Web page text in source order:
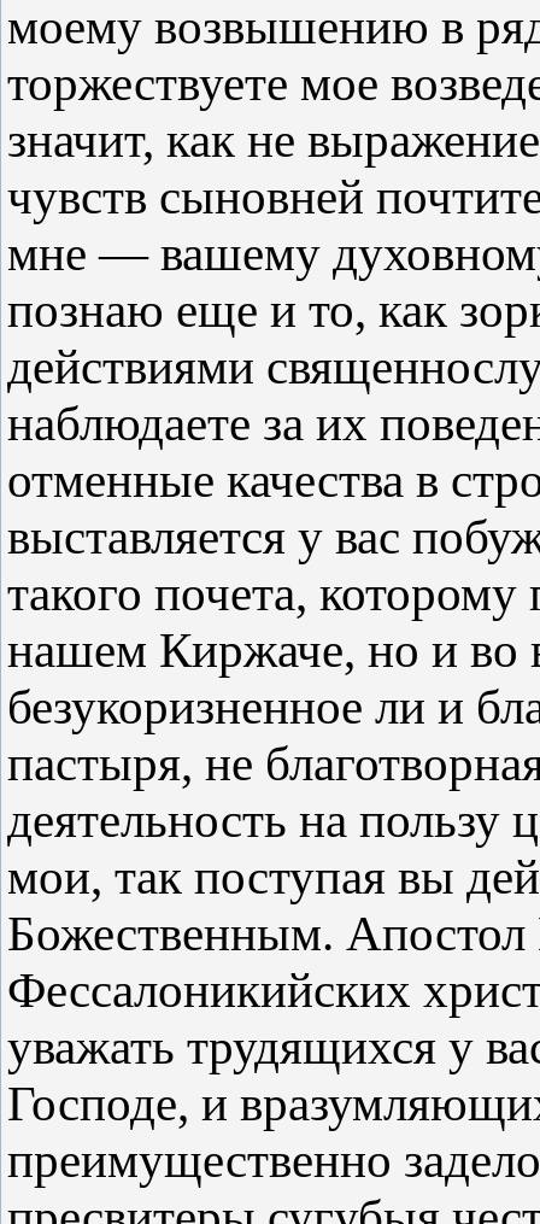
моему возвышению в
торжествуете мое
значит, как не
чувств сыновней
мне — вашему
познаю еще и то, как
действиями
наблюдаете за их
отменные качества в
выставляется у вас
такого почета,
нашем Киржаче, но и во
безукоризненное ли и
пастыря, не
деятельность на пользу
мои, так поступая вы
Божественным. Апостол
Фессалоникийских
уважать трудящихся у
Господе, и
преимущественно